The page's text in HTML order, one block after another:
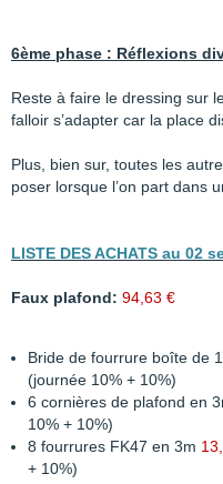
6ème phase : Réflexions
Reste à faire le dressing sur
falloir s’adapter car la place
Plus, bien sur, toutes les
poser lorsque l’on part dans
LISTE DES ACHATS au 02
Faux plafond: 94,63 €
Bride de fourrure boîte de
(journée 10% + 10%)
6 cornières de plafond en
10% + 10%)
8 fourrures FK47 en 3m
+ 10%)